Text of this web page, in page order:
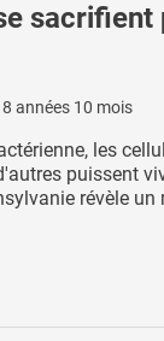
sacrifient
8 années 10 mois
les
puissent
révèle